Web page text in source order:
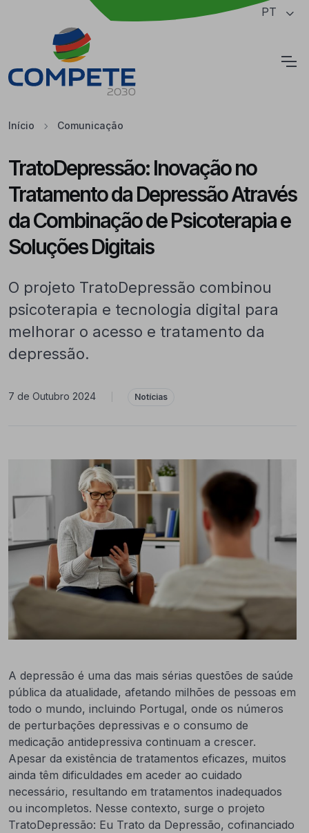
Saltar para o conteúdo principal da página PT
Início Comunicação
TratoDepressão: Inovação no
Tratamento da Depressão Através
da Combinação de Psicoterapia e
Soluções Digitais
O projeto TratoDepressão combinou
psicoterapia e tecnologia digital para
melhorar o acesso e tratamento da
depressão.
7 de Outubro 2024 Notícias
A depressão é uma das mais sérias questões de saúde
pública da atualidade, afetando milhões de pessoas em
todo o mundo, incluindo Portugal, onde os números
de perturbações depressivas e o consumo de
medicação antidepressiva continuam a crescer.
Apesar da existência de tratamentos eficazes, muitos
ainda têm dificuldades em aceder ao cuidado
necessário, resultando em tratamentos inadequados
ou incompletos. Nesse contexto, surge o projeto
TratoDepressão: Eu Trato da Depressão, cofinanciado